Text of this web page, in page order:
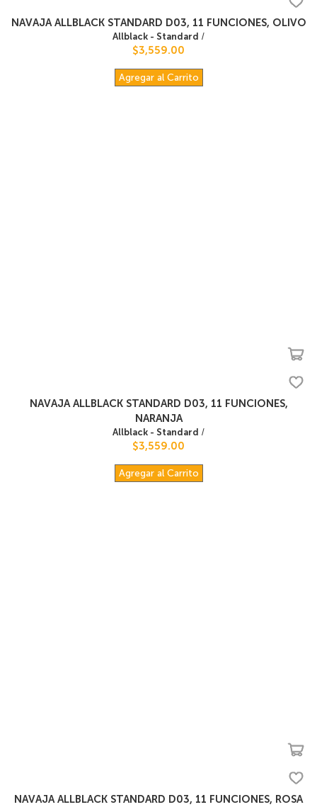
NAVAJA ALLBLACK STANDARD D03, 11 FUNCIONES, OLIVO
Allblack - Standard /
$3,559.00
Agregar al Carrito
NAVAJA ALLBLACK STANDARD D03, 11 FUNCIONES,
NARANJA
Allblack - Standard /
$3,559.00
Agregar al Carrito
NAVAJA ALLBLACK STANDARD D03, 11 FUNCIONES, ROSA